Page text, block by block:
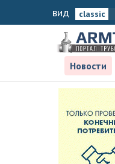
вид
Новости